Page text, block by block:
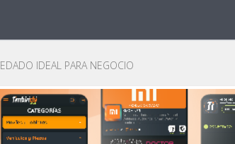
IDEAL PARA NEGOCIO